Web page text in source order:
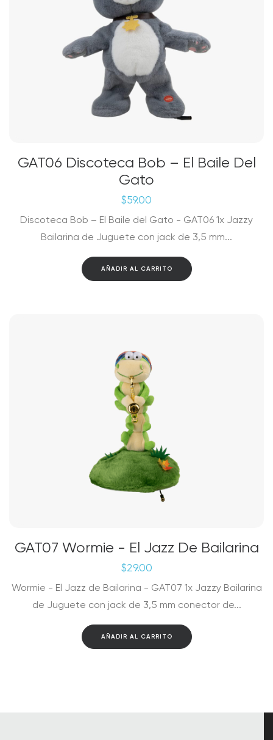
GAT06 Discoteca Bob – El Baile Del
Gato
$59.00
Discoteca Bob – El Baile del Gato - GAT06 1x Jazzy
Bailarina de Juguete con jack de 3,5 mm...
AÑADIR AL CARRITO
GAT07 Wormie - El Jazz De Bailarina
$29.00
Wormie - El Jazz de Bailarina - GAT07 1x Jazzy Bailarina
de Juguete con jack de 3,5 mm conector de...
AÑADIR AL CARRITO